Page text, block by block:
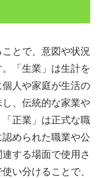
ことで、意図や状況
「生業」は生計を
人や家庭が生活の
、伝統的な家業や
正業」は正式な職
められた職業や公
する場面で使用さ
い分けることで、